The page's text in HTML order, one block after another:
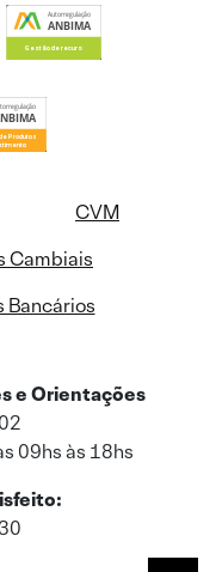
CVM
Cambiais
Bancários
e Orientações
09hs às 18hs